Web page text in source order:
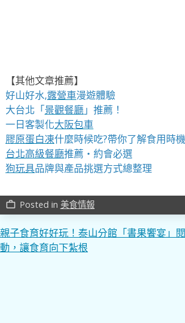
【其他文章推薦】
好山好水,露營車漫遊體驗
大台北「景觀餐廳」推薦！
一日客製化大阪包車
膠原蛋白凍什麼時候吃?帶你了解食用時機
台北高級餐廳推薦・約會必選
狗玩具品牌與產品挑選方式總整理
work_outline Posted in 美食情報
文
章
親子食育好好玩！泰山分館「書果饗宴」
動，讓食育向下紮根